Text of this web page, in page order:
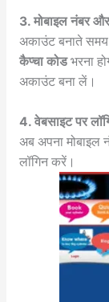
3. मोबाइल नंबर
अकाउंट बनाते
कैप्चा कोडभरना
अकाउंट बना लें।
4. वेबसाइट पर
अब अपना मोबाइल
लॉगिन करें।